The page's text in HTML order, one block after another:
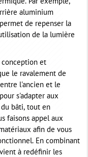
Par exemple,
aluminium
de repenser la
de la lumière
conception et
le ravalement de
l'ancien et le
s'adapter aux
bâti, tout en
faisons appel aux
afin de vous
En combinant
à redéfinir les